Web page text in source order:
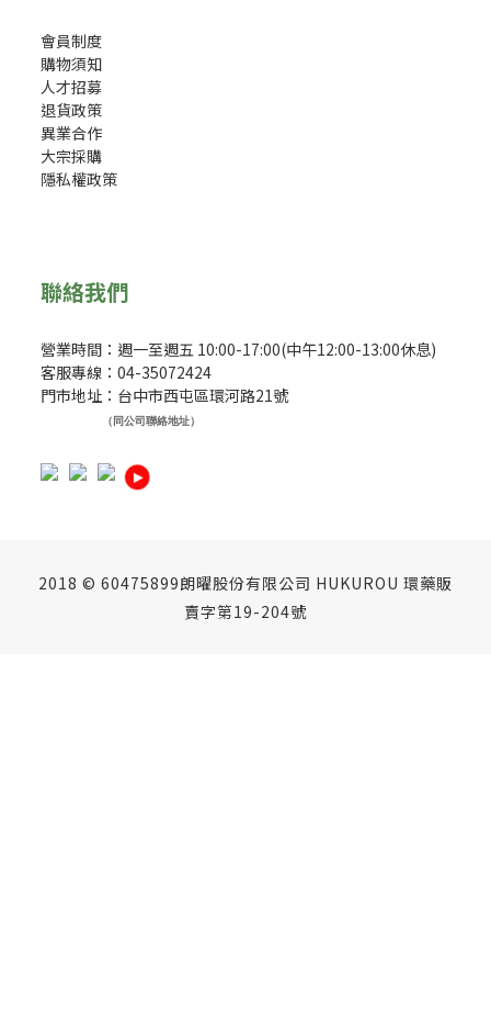
會員制度
購物須知
人才招募
退貨政策
異業合作
大宗採購
隱私權政策
聯絡我們
營業時間：週一至週五 10:00-17:00(中午12:00-13:00休息)
客服專線：04-35072424
門市地址：台中市西屯區環河路21號
（同公司聯絡地址）
2018 © 60475899朗曜股份有限公司 HUKUROU 環藥販
賣字第19-204號